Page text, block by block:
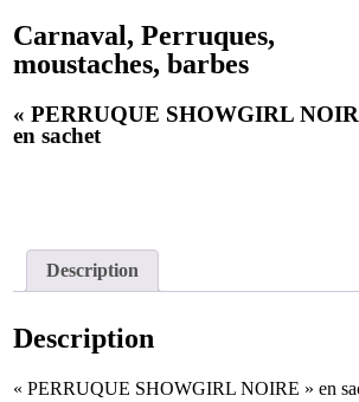
Carnaval, Perruques,
moustaches, barbes
« PERRUQUE SHOWGIRL
en sachet
Description
Description
« PERRUQUE SHOWGIRL NOIRE » en